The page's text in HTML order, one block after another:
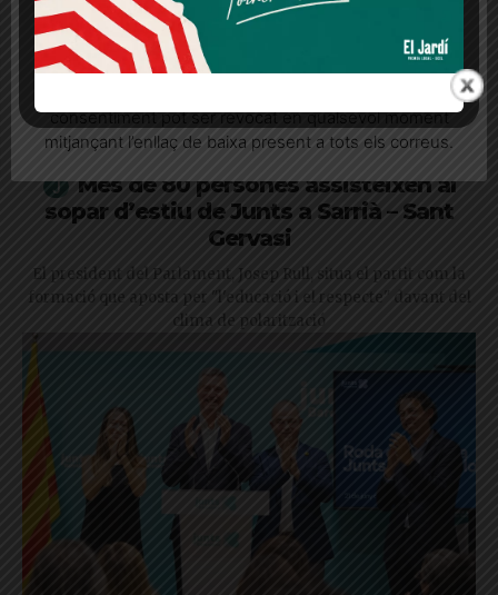
Més de 80 persones assisteixen al
sopar d’estiu de Junts a Sarrià – Sant
Gervasi
El president del Parlament, Josep Rull, situa el partit com la
formació que aposta per "l'educació i el respecte" davant del
clima de polarització
Quan l’usuari crea un compte al Diari el Jardí, dona el
seu consentiment explícit per rebre comunicacions
consentiment pot ser revocat en qualsevol moment
mitjançant l’enllaç de baixa present a tots els correus.